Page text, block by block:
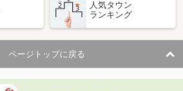
人気タウン
ランキング
ページトップに戻る